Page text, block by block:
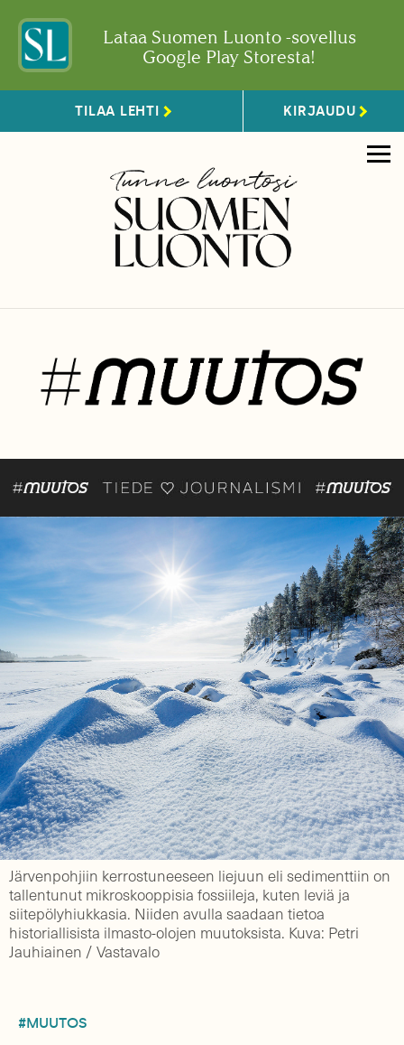
Lataa Suomen Luonto -sovellus
Google Play Storesta!
TILAA LEHTI KIRJAUDU
Järvenpohjiin kerrostuneeseen liejuun eli sedimenttiin on
tallentunut mikroskooppisia fossiileja, kuten leviä ja
siitepölyhiukkasia. Niiden avulla saadaan tietoa
historiallisista ilmasto-olojen muutoksista. Kuva: Petri
Jauhiainen / Vastavalo
#MUUTOS